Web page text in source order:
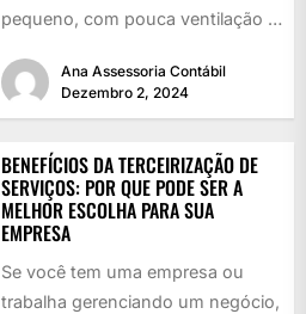
pequeno, com pouca ventilação e
Ana Assessoria Contábil
Dezembro 2, 2024
BENEFÍCIOS DA TERCEIRIZAÇÃO DE
SERVIÇOS: POR QUE PODE SER A
MELHOR ESCOLHA PARA SUA
EMPRESA
Se você tem uma empresa ou
trabalha gerenciando um negócio,